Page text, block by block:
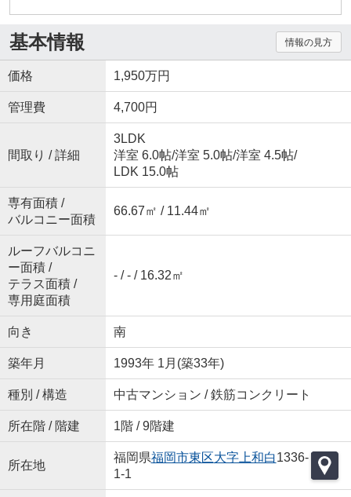
基本情報 情報の見方
価格 1,950万円
管理費 4,700円
間取り / 詳細
3LDK
洋室 6.0帖/洋室 5.0帖/洋室 4.5帖/
LDK 15.0帖
専有面積 /
バルコニー面積
66.67㎡ / 11.44㎡
ルーフバルコニ
ー面積 /
テラス面積 /
専用庭面積
- / - / 16.32㎡
向き 南
築年月 1993年 1月(築33年)
種別 / 構造 中古マンション / 鉄筋コンクリート
所在階 / 階建 1階 / 9階建
所在地
福岡県福岡市東区大字上和白1336-
1-1